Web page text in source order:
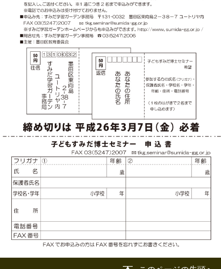
このページの先頭へ
江戸川区時間 江東区時間 葛飾区時間
表示： PC| モバイル
2013 art blue Inc.